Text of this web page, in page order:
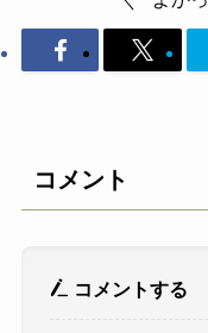
コメント
コメントする